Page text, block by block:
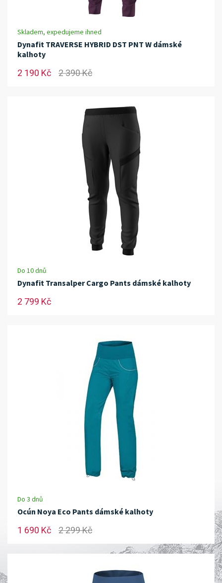
Skladem, expedujeme ihned
Dynafit TRAVERSE HYBRID DST PNT W dámské
kalhoty
2 190 Kč 2 390 Kč
Do 10 dnů
Dynafit Transalper Cargo Pants dámské kalhoty
2 799 Kč
Do 3 dnů
Ocún Noya Eco Pants dámské kalhoty
1 690 Kč 2 299 Kč